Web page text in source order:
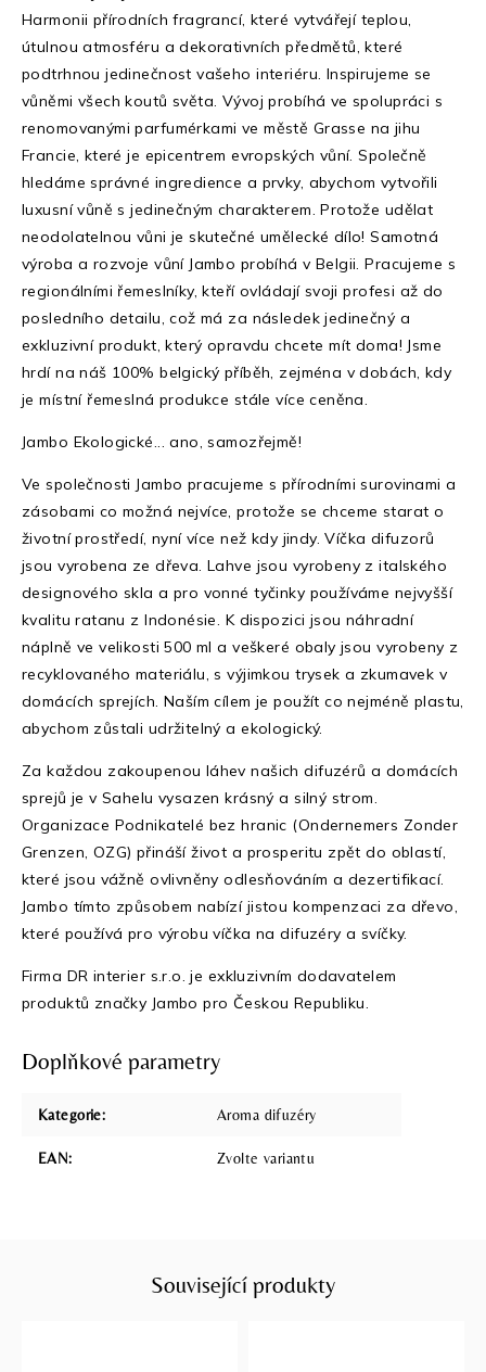
Harmonii přírodních fragrancí, které vytvářejí teplou,
útulnou atmosféru a dekorativních předmětů, které
podtrhnou jedinečnost vašeho interiéru. Inspirujeme se
vůněmi všech koutů světa. Vývoj probíhá ve spolupráci s
renomovanými parfumérkami ve městě Grasse na jihu
Francie, které je epicentrem evropských vůní. Společně
hledáme správné ingredience a prvky, abychom vytvořili
luxusní vůně s jedinečným charakterem. Protože udělat
neodolatelnou vůni je skutečné umělecké dílo! Samotná
výroba a rozvoje vůní Jambo probíhá v Belgii. Pracujeme s
regionálními řemeslníky, kteří ovládají svoji profesi až do
posledního detailu, což má za následek jedinečný a
exkluzivní produkt, který opravdu chcete mít doma! Jsme
hrdí na náš 100% belgický příběh, zejména v dobách, kdy
je místní řemeslná produkce stále více ceněna.
Jambo Ekologické... ano, samozřejmě!
Ve společnosti Jambo pracujeme s přírodními surovinami a
zásobami co možná nejvíce, protože se chceme starat o
životní prostředí, nyní více než kdy jindy. Víčka difuzorů
jsou vyrobena ze dřeva. Lahve jsou vyrobeny z italského
designového skla a pro vonné tyčinky používáme nejvyšší
kvalitu ratanu z Indonésie. K dispozici jsou náhradní
náplně ve velikosti 500 ml a veškeré obaly jsou vyrobeny z
recyklovaného materiálu, s výjimkou trysek a zkumavek v
domácích sprejích. Naším cílem je použít co nejméně plastu,
abychom zůstali udržitelný a ekologický.
Za každou zakoupenou láhev našich difuzérů a domácích
sprejů je v Sahelu vysazen krásný a silný strom.
Organizace Podnikatelé bez hranic (Ondernemers Zonder
Grenzen, OZG) přináší život a prosperitu zpět do oblastí,
které jsou vážně ovlivněny odlesňováním a dezertifikací.
Jambo tímto způsobem nabízí jistou kompenzaci za dřevo,
které používá pro výrobu víčka na difuzéry a svíčky.
Firma DR interier s.r.o. je exkluzivním dodavatelem
produktů značky Jambo pro Českou Republiku.
Doplňkové parametry
Kategorie: Aroma difuzéry
EAN: Zvolte variantu
Související produkty